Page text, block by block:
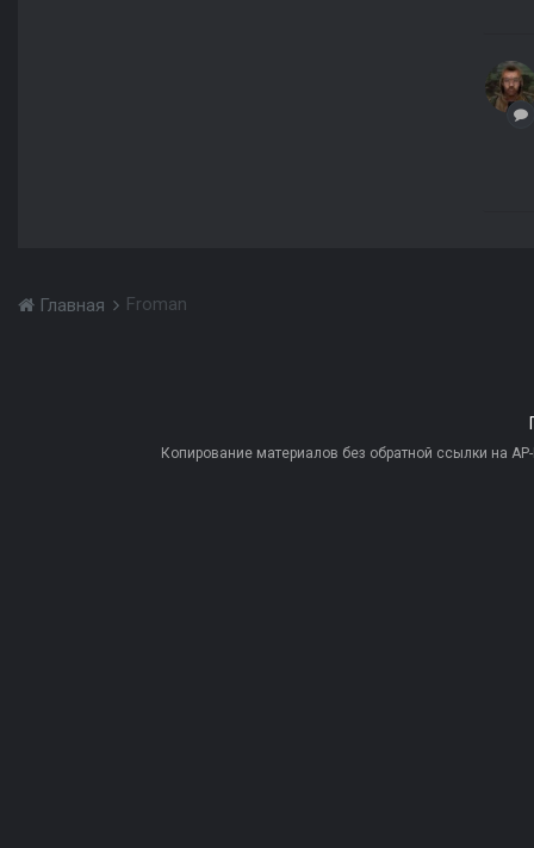
Главная Froman
Копирование материалов без обратной ссылки на